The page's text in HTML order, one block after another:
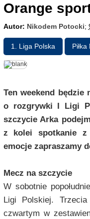
Orange
Autor: Nikodem Potocki;
1. Liga Polska
Ten weekend będzie
o rozgrywki I Ligi
szczycie Arka
z kolei spotkanie z
emocje zapraszamy
Mecz na szczycie
W sobotnie
Ligi Polskiej.
czwartym w